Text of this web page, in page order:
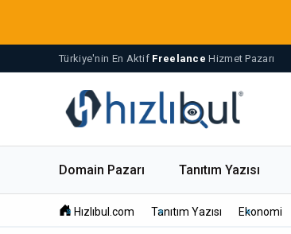
Türkiye'nin En Aktif Freelance Hizmet Pazarı
Domain Pazarı Tanıtım Yazısı
Hızlıbul.com Tanıtım Yazısı Ekonomi